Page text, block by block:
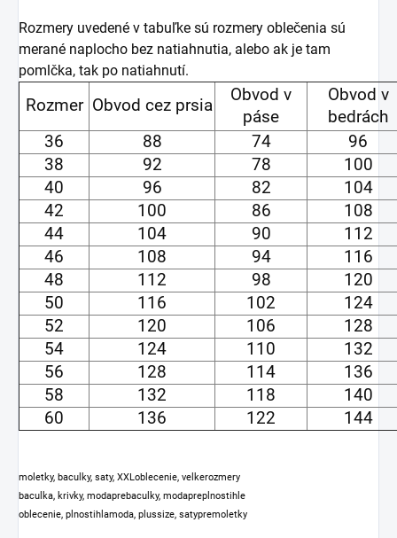
Rozmery uvedené v tabuľke sú rozmery oblečenia sú
merané naplocho bez natiahnutia, alebo ak je tam
pomlčka, tak po natiahnutí.
Rozmer Obvod cez prsia
Obvod v
páse
Obvod v
bedrách
36
88 74
96
38
92 78
100
40
96 82
104
42
100 86
108
44
104 90
112
46
108 94
116
48
112 98
120
50
116 102
124
52
120 106
128
54
124 110
132
56
128 114
136
58
132 118
140
60
136 122 144
moletky, baculky, saty, XXLoblecenie, velkerozmery
baculka, krivky, modaprebaculky, modapreplnostihle
oblecenie, plnostihlamoda, plussize, satypremoletky